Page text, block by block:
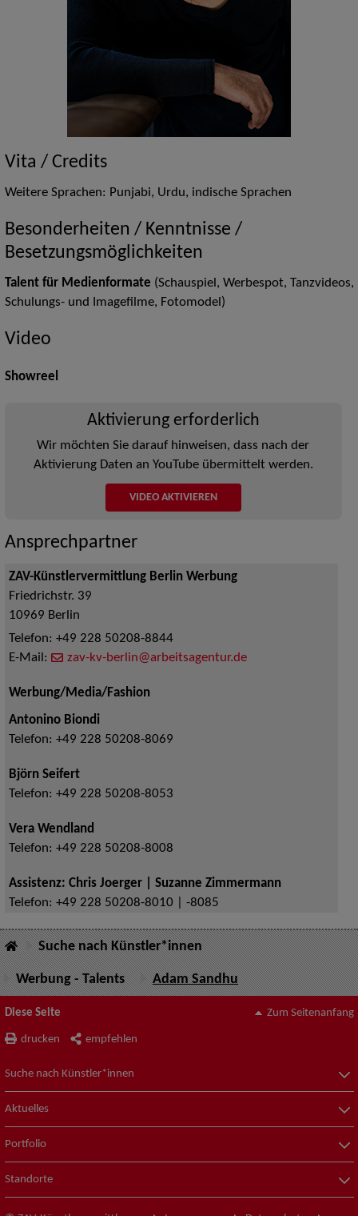
Vita / Credits
Weitere Sprachen: Punjabi, Urdu, indische Sprachen
Besonderheiten / Kenntnisse /
Besetzungsmöglichkeiten
Talent für Medienformate (Schauspiel, Werbespot, Tanzvideos,
Schulungs- und Imagefilme, Fotomodel)
Video
Showreel
Aktivierung erforderlich
Wir möchten Sie darauf hinweisen, dass nach der
Aktivierung Daten an YouTube übermittelt werden.
VIDEO AKTIVIEREN
Ansprechpartner
ZAV-Künstlervermittlung Berlin Werbung
Friedrichstr. 39
10969 Berlin
Telefon: +49 228 50208-8844
E-Mail:
zav-kv-berlin@arbeitsagentur.de
Werbung/Media/Fashion
Antonino Biondi
Telefon: +49 228 50208-8069
Björn Seifert
Telefon: +49 228 50208-8053
Vera Wendland
Telefon: +49 228 50208-8008
Assistenz: Chris Joerger | Suzanne Zimmermann
Telefon: +49 228 50208-8010 | -8085
Suche nach Künstler*innen
Werbung - Talents Adam Sandhu
Diese Seite
drucken empfehlen
Zum Seitenanfang
Suche nach Künstler*innen
Aktuelles
Portfolio
Standorte